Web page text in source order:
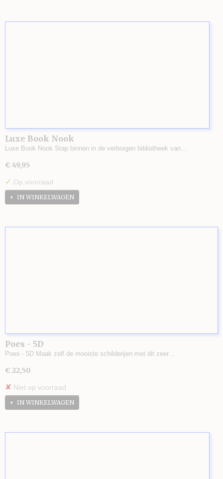
Luxe Book Nook
Luxe Book Nook Stap binnen in de verborgen bibliotheek van…
€ 49,95
✓ Op voorraad
IN WINKELWAGEN
Poes - 5D
Poes - 5D Maak zelf de mooiste schilderijen met dit zeer…
€ 22,50
✘ Niet op voorraad
IN WINKELWAGEN